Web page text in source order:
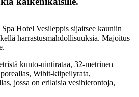
Hotel Vesileppis sijaitsee kauniin
harrastusmahdollisuuksia. Majoitus
kunto-uintirataa, 32-metrinen
Wibit-kiipeilyrata,
jossa on erilaisia vesihierontoja,